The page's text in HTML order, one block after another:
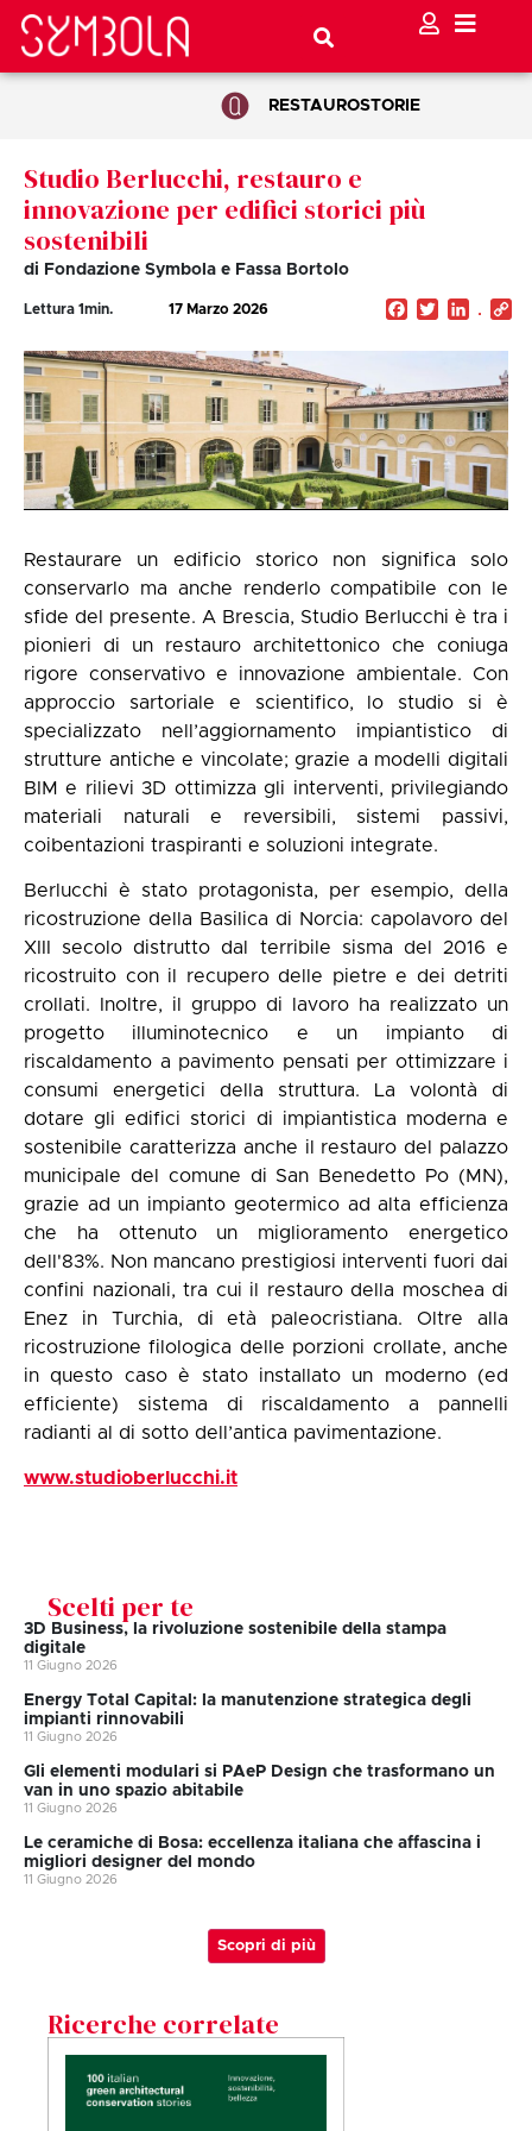
RESTAUROSTORIE
Studio Berlucchi, restauro e
innovazione per edifici storici più
sostenibili
di Fondazione Symbola e Fassa Bortolo
Lettura 1min. 17 Marzo 2026 Facebook
Twitter
Restaurare un edificio storico non significa solo
conservarlo ma anche renderlo compatibile con le
sfide del presente. A Brescia, Studio Berlucchi è tra i
pionieri di un restauro architettonico che coniuga
rigore conservativo e innovazione ambientale. Con
approccio sartoriale e scientifico, lo studio si è
specializzato nell’aggiornamento impiantistico di
strutture antiche e vincolate; grazie a modelli digitali
BIM e rilievi 3D ottimizza gli interventi, privilegiando
materiali naturali e reversibili, sistemi passivi,
coibentazioni traspiranti e soluzioni integrate.
Berlucchi è stato protagonista, per esempio, della
ricostruzione della Basilica di Norcia: capolavoro del
XIII secolo distrutto dal terribile sisma del 2016 e
ricostruito con il recupero delle pietre e dei detriti
crollati. Inoltre, il gruppo di lavoro ha realizzato un
progetto illuminotecnico e un impianto di
riscaldamento a pavimento pensati per ottimizzare i
consumi energetici della struttura. La volontà di
dotare gli edifici storici di impiantistica moderna e
sostenibile caratterizza anche il restauro del palazzo
municipale del comune di San Benedetto Po (MN),
grazie ad un impianto geotermico ad alta efficienza
che ha ottenuto un miglioramento energetico
dell'83%. Non mancano prestigiosi interventi fuori dai
confini nazionali, tra cui il restauro della moschea di
Enez in Turchia, di età paleocristiana. Oltre alla
ricostruzione filologica delle porzioni crollate, anche
in questo caso è stato installato un moderno (ed
efficiente) sistema di riscaldamento a pannelli
radianti al di sotto dell’antica pavimentazione.
www.studioberlucchi.it
Scelti per te
3D Business, la rivoluzione sostenibile della stampa
digitale
11 Giugno 2026
Energy Total Capital: la manutenzione strategica degli
impianti rinnovabili
11 Giugno 2026
Gli elementi modulari si PAeP Design che trasformano un
van in uno spazio abitabile
11 Giugno 2026
Le ceramiche di Bosa: eccellenza italiana che affascina i
migliori designer del mondo
11 Giugno 2026
Scopri di più
Ricerche correlate